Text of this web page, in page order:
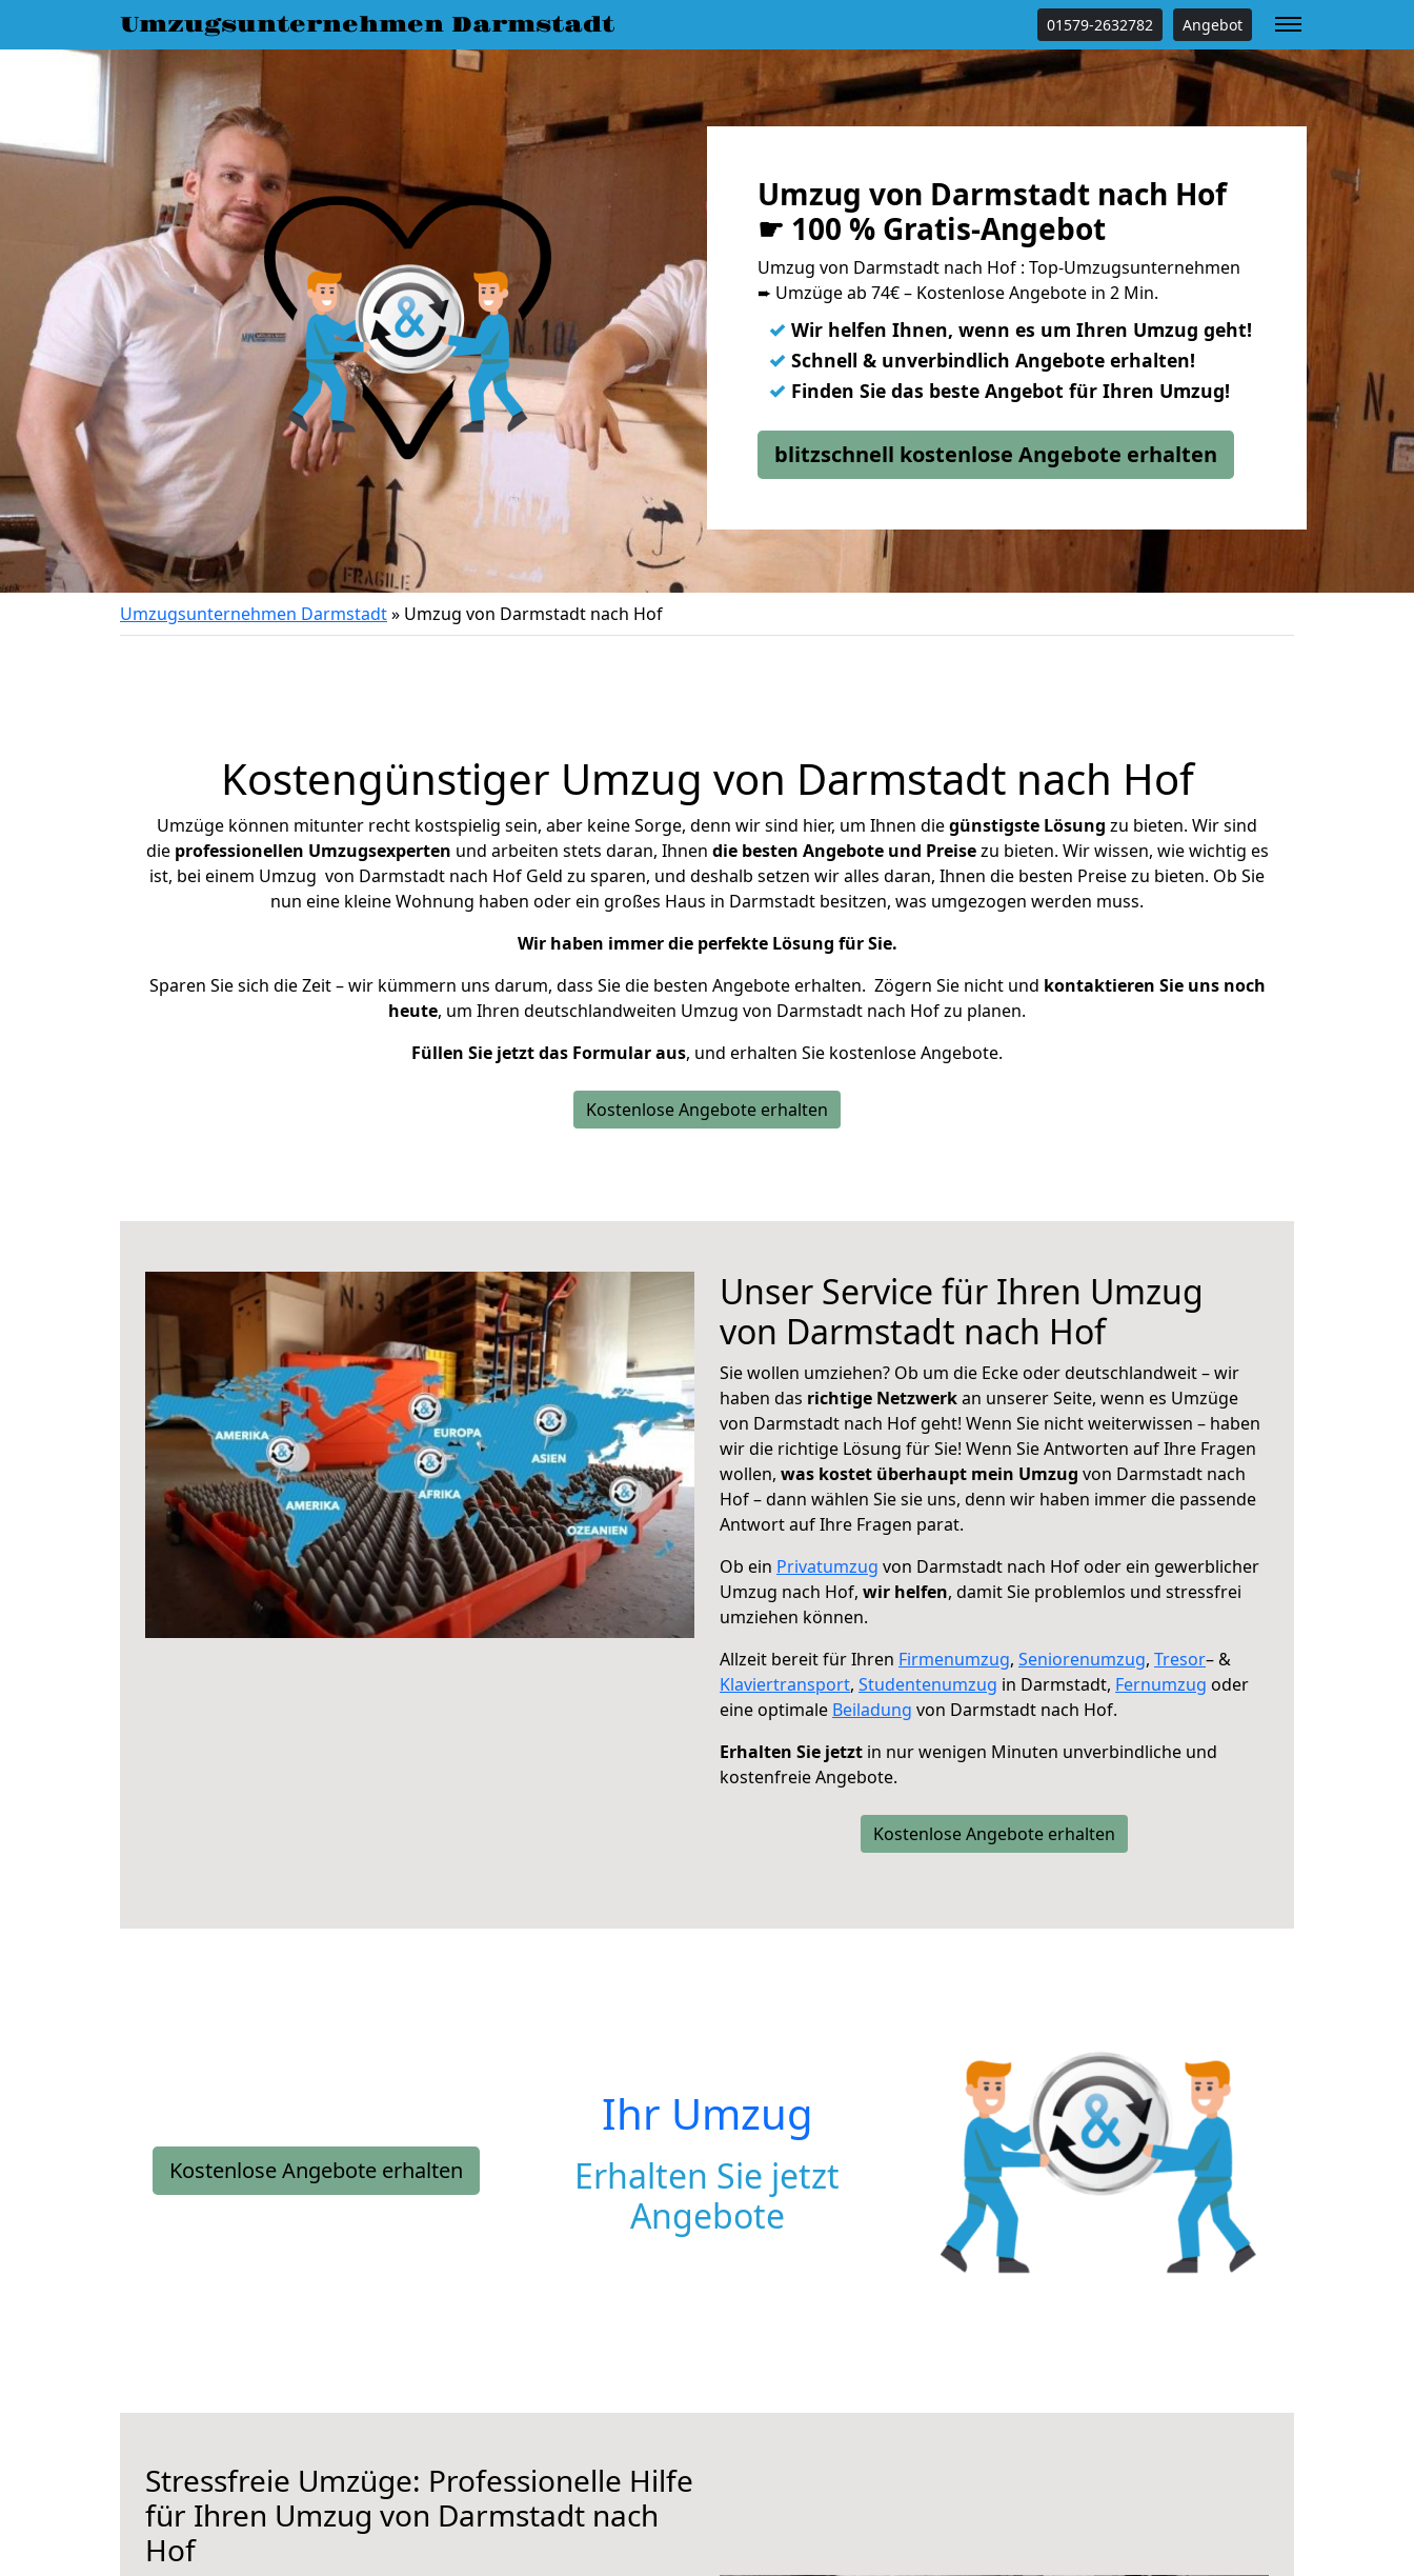
Umzugsunternehmen Darmstadt 01579-2632782 Angebot
Umzug von Darmstadt nach Hof
☛ 100 % Gratis-Angebot
Umzug von Darmstadt nach Hof : Top-Umzugsunternehmen
➨ Umzüge ab 74€ – Kostenlose Angebote in 2 Min.
✓ Wir helfen Ihnen, wenn es um Ihren Umzug geht!
✓ Schnell & unverbindlich Angebote erhalten!
✓ Finden Sie das beste Angebot für Ihren Umzug!
blitzschnell kostenlose Angebote erhalten
Umzugsunternehmen Darmstadt» Umzug von Darmstadt nach Hof
Kostengünstiger Umzug von Darmstadt nach Hof
Umzüge können mitunter recht kostspielig sein, aber keine Sorge, denn wir sind hier, um Ihnen diegünstigste Lösung zu bieten. Wir sind
die professionellen Umzugsexperten und arbeiten stets daran, Ihnen die besten Angebote und Preisezu bieten. Wir wissen, wie wichtig es
ist, bei einem Umzug von Darmstadt nach Hof Geld zu sparen, und deshalb setzen wir alles daran, Ihnen die besten Preise zu bieten. Ob Sie
nun eine kleine Wohnung haben oder ein großes Haus in Darmstadt besitzen, was umgezogen werden muss.
Wir haben immer die perfekte Lösung für Sie.
Sparen Sie sich die Zeit – wir kümmern uns darum, dass Sie die besten Angebote erhalten. Zögern Sie nicht und kontaktieren Sie uns noch
heute, um Ihren deutschlandweiten Umzug von Darmstadt nach Hof zu planen.
Füllen Sie jetzt das Formular aus, und erhalten Sie kostenlose Angebote.
Kostenlose Angebote erhalten
Unser Service für Ihren Umzug
von Darmstadt nach Hof
Sie wollen umziehen? Ob um die Ecke oder deutschlandweit – wir
haben das richtige Netzwerkan unserer Seite, wenn es Umzüge
von Darmstadt nach Hof geht! Wenn Sie nicht weiterwissen – haben
wir die richtige Lösung für Sie! Wenn Sie Antworten auf Ihre Fragen
wollen, was kostet überhaupt mein Umzug von Darmstadt nach
Hof – dann wählen Sie sie uns, denn wir haben immer die passende
Antwort auf Ihre Fragen parat.
Ob ein Privatumzug von Darmstadt nach Hof oder ein gewerblicher
Umzug nach Hof, wir helfen, damit Sie problemlos und stressfrei
umziehen können.
Allzeit bereit für Ihren Firmenumzug, Seniorenumzug, Tresor– &
Klaviertransport, Studentenumzug in Darmstadt, Fernumzug oder
eine optimale Beiladung von Darmstadt nach Hof.
Erhalten Sie jetzt in nur wenigen Minuten unverbindliche und
kostenfreie Angebote.
Kostenlose Angebote erhalten
Kostenlose Angebote erhalten
Ihr Umzug
Erhalten Sie jetzt
Angebote
Stressfreie Umzüge: Professionelle Hilfe
für Ihren Umzug von Darmstadt nach
Hof